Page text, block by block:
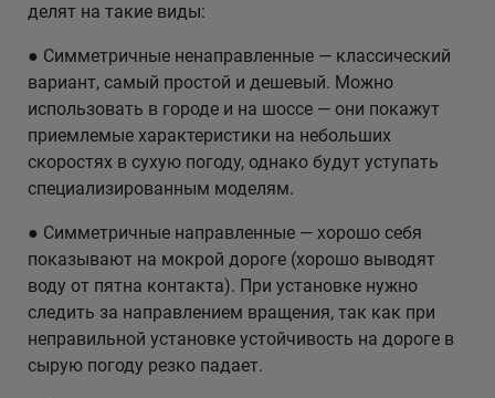
делят на такие виды:
● Симметричные ненаправленные — классический
вариант, самый простой и дешевый. Можно
использовать в городе и на шоссе — они покажут
приемлемые характеристики на небольших
скоростях в сухую погоду, однако будут уступать
специализированным моделям.
● Симметричные направленные — хорошо себя
показывают на мокрой дороге (хорошо выводят
воду от пятна контакта). При установке нужно
следить за направлением вращения, так как при
неправильной установке устойчивость на дороге в
сырую погоду резко падает.